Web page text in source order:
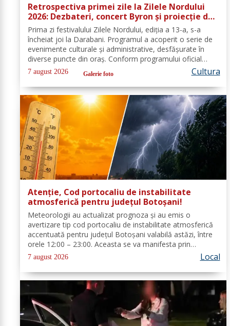
Retrospectiva primei zile la Zilele Nordului
2026: Dezbateri, concert Byron și proiecție de
film
Prima zi festivalului Zilele Nordului, ediția a 13-a, s-a
încheiat joi la Darabani. Programul a acoperit o serie de
evenimente culturale și administrative, desfășurate în
diverse puncte din oraș. Conform programului oficial
comunicat de Asociația Nord, mai jos se regăsește
sinteza activităților,...
7 august 2026 Galerie foto Cultura
Atenție, Cod portocaliu de instabilitate
atmosferică pentru județul Botoșani!
Meteorologii au actualizat prognoza și au emis o
avertizare tip cod portocaliu de instabilitate atmosferică
accentuată pentru județul Botoșani valabilă astăzi, între
orele 12:00 – 23:00. Aceasta se va manifesta prin
intensificări ale vântului, vijelii puternice (rafale de 70...90
km/h), averse...
7 august 2026 Local